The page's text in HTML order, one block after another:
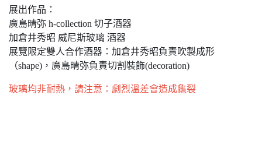
展出作品：
廣島晴弥 h-collection 切子酒器
加倉井秀昭 威尼斯玻璃 酒器
展覽限定雙人合作酒器：加倉井秀昭負責吹製成形
（shape)，廣島晴弥負責切割裝飾(decoration)
玻璃均非耐熱，請注意：劇烈溫差會造成龜裂